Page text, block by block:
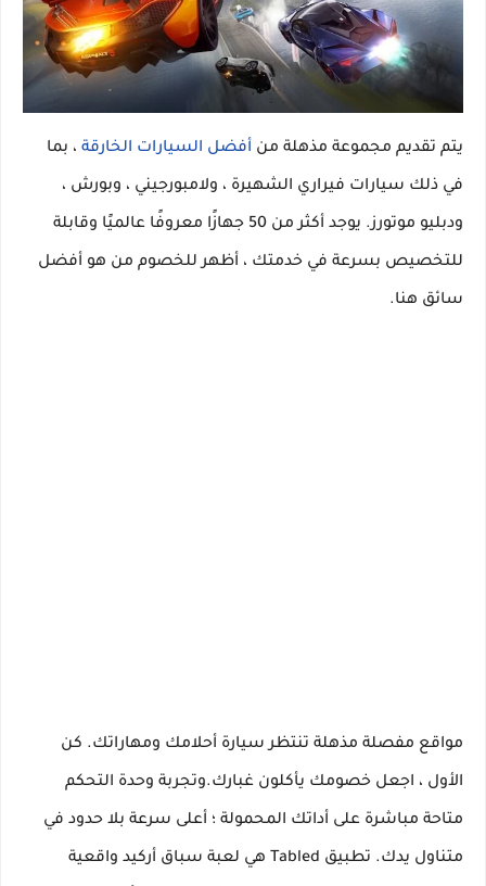
يتم تقديم مجموعة مذهلة من أفضل السيارات الخارقة ، بما
في ذلك سيارات فيراري الشهيرة ، ولامبورجيني ، وبورش ،
ودبليو موتورز. يوجد أكثر من 50 جهازًا معروفًا عالميًا وقابلة
للتخصيص بسرعة في خدمتك ، أظهر للخصوم من هو أفضل
سائق هنا.
مواقع مفصلة مذهلة تنتظر سيارة أحلامك ومهاراتك. كن
الأول ، اجعل خصومك يأكلون غبارك.وتجربة وحدة التحكم
متاحة مباشرة على أداتك المحمولة ؛ أعلى سرعة بلا حدود في
متناول يدك. تطبيق Tabled هي لعبة سباق أركيد واقعية